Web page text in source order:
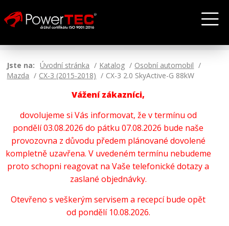
Jste na: Úvodní stránka Katalog
Osobní automobil
Mazda
CX-3 (2015-2018) CX-3 2.0 SkyActive-G 88kW
Vážení zákazníci,
dovolujeme si Vás informovat, že v termínu od
pondělí 03.08.2026 do pátku 07.08.2026 bude naše
provozovna z důvodu předem plánované dovolené
kompletně uzavřena. V uvedeném termínu nebudeme
proto schopni reagovat na Vaše telefonické dotazy a
zaslané objednávky.
Otevřeno s veškerým servisem a recepcí bude opět
od pondělí 10.08.2026.